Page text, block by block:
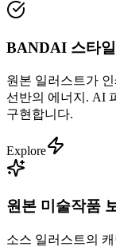
BANDAI 스타
원본 일러스트가
선반의 에너지. AI
구현합니다.
Explore
원본 미술작품
소스 일러스트의